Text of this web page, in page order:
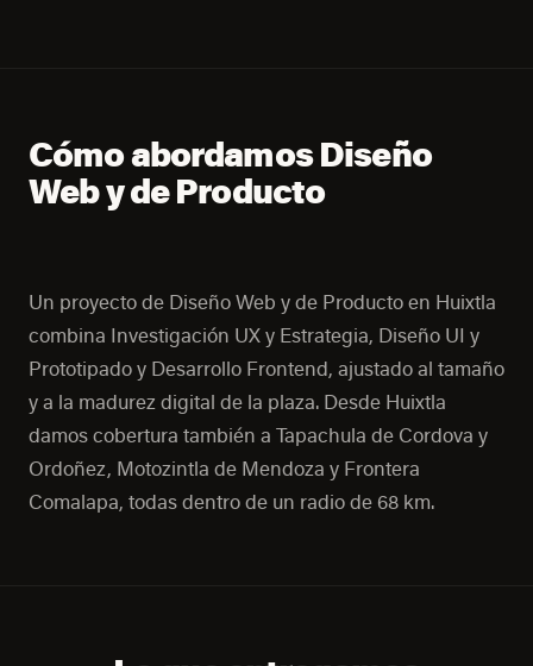
Cómo abordamos Diseño
Web y de Producto
Un proyecto de Diseño Web y de Producto en Huixtla
combina Investigación UX y Estrategia, Diseño UI y
Prototipado y Desarrollo Frontend, ajustado al tamaño
y a la madurez digital de la plaza. Desde Huixtla
damos cobertura también a Tapachula de Cordova y
Ordoñez, Motozintla de Mendoza y Frontera
Comalapa, todas dentro de un radio de 68 km.